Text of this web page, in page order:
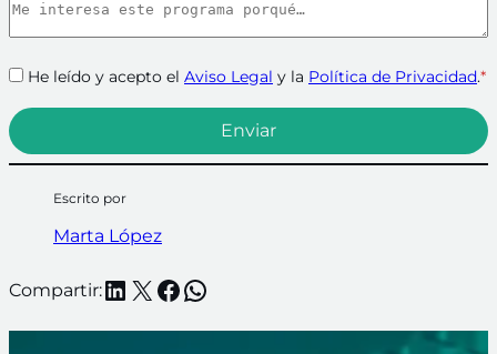
He leído y acepto el Aviso Legal y la Política de Privacidad.*
Escrito por
Marta López
Compartir:LinkedIn
X Facebook
WhatsApp